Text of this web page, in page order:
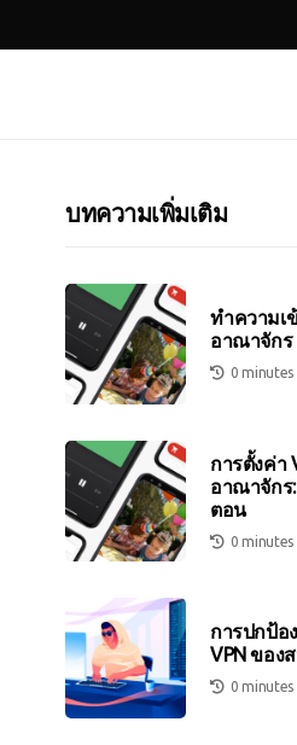
บทความเพิ่มเติม
ทำความเ
อาณาจักร
0 minutes
การตั้งค่า
อาณาจัก
ตอน
0 minutes
การปกป้
VPN ของ
0 minutes